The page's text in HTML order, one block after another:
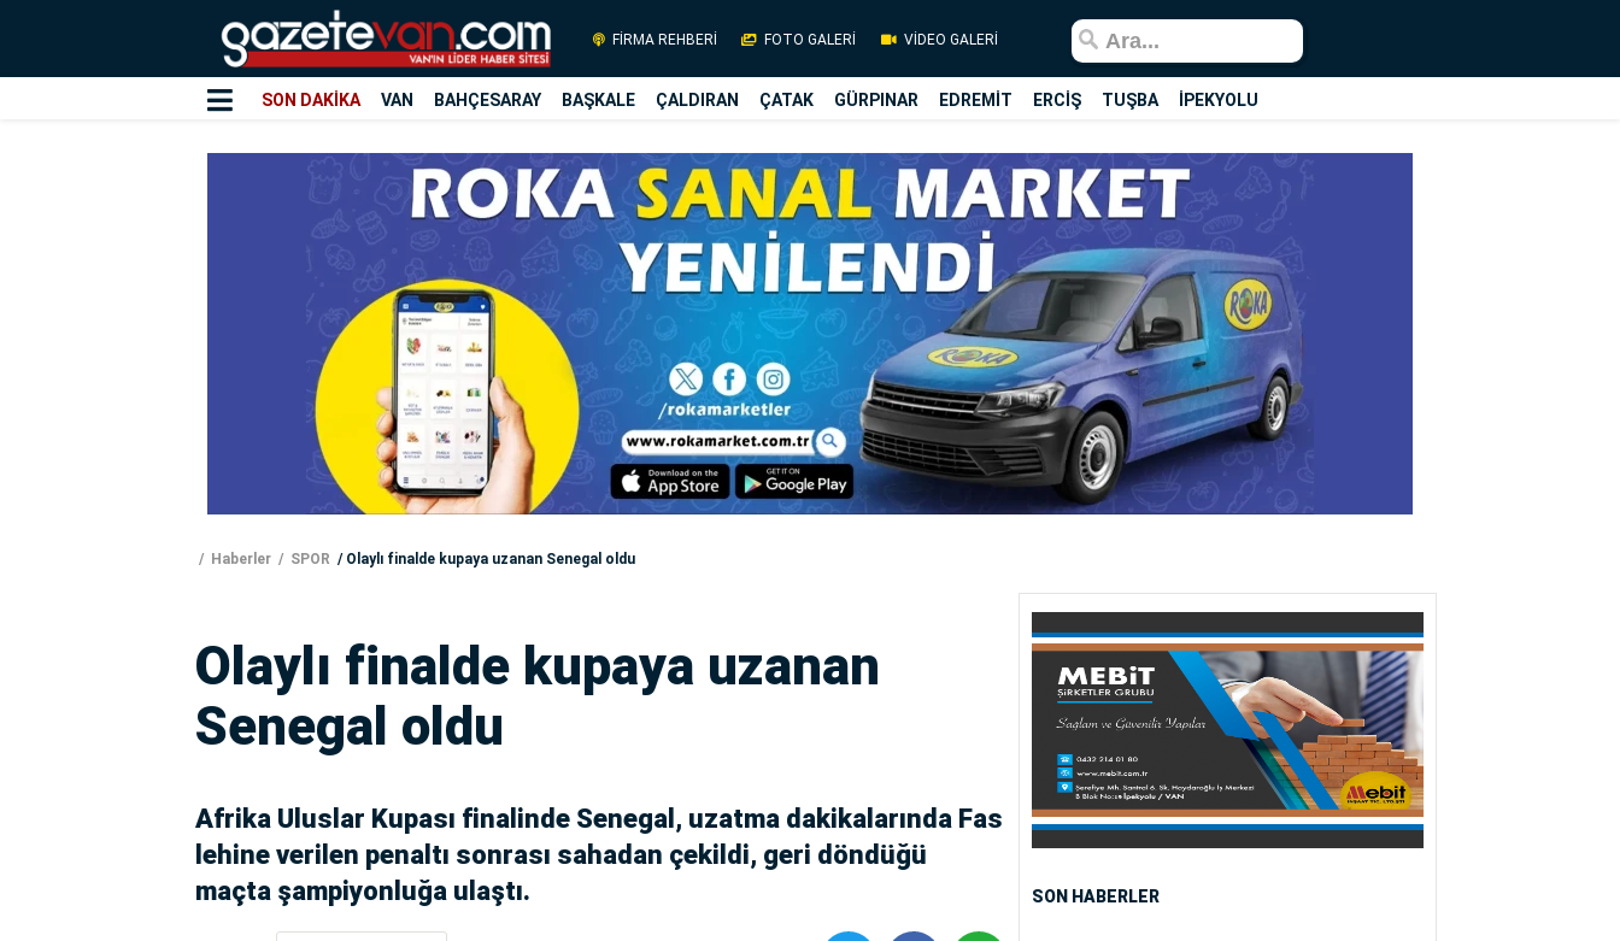
FİRMA REHBERİ FOTO GALERİ VİDEO GALERİ
SON DAKİKA VAN BAHÇESARAY BAŞKALE ÇALDIRAN ÇATAK GÜRPINAR EDREMİT ERCİŞ TUŞBA İPEKYOLU
Haberler SPOR Olaylı finalde kupaya uzanan Senegal oldu
Olaylı finalde kupaya uzanan
Senegal oldu
Afrika Uluslar Kupası finalinde Senegal, uzatma dakikalarında Fas
lehine verilen penaltı sonrası sahadan çekildi, geri döndüğü
maçta şampiyonluğa ulaştı.
SON HABERLER